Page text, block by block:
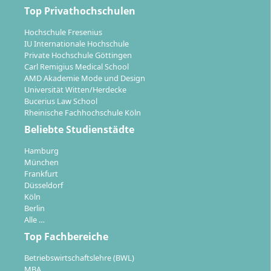
Sprechzeiten
Prüfungen: Prüfungsleistungen werden flexibel
absolviert, die Prüfungstermine können nach
individuellen Bedürfnissen gewählt werden
Welche Karriereaussichten eröffnen sich
nach dem Master Finance?
Der Master Finance qualifiziert dich für anspruchsvolle
Fach- und Führungsaufgaben im gesamten
Finanzsektor. Durch die Wahl einer
Vertiefungsrichtung kannst du dich gezielt auf
Top Privathochschulen
Hochschule Fresenius
IU Internationale Hochschule
Private Hochschule Göttingen
Carl Remigius Medical School
AMD Akademie Mode und Design
Universität Witten/Herdecke
Bucerius Law School
Rheinische Fachhochschule Köln
Beliebte Studienstädte
Hamburg
München
Frankfurt
Düsseldorf
Köln
Berlin
Alle …
Top Fachbereiche
Betriebswirtschaftslehre (BWL)